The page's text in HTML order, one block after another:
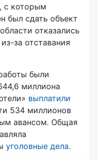
с которым
был сдать объект
отказались
за отставания
были
миллиона
выплатили
534 миллионов
авансом. Общая
уголовные дела.